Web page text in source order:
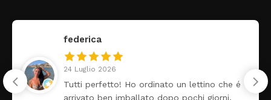
federica
24 Luglio 2026
Tutti perfetto! Ho ordinato un lettino che é
arrivato ben imballato dopo pochi giorni.